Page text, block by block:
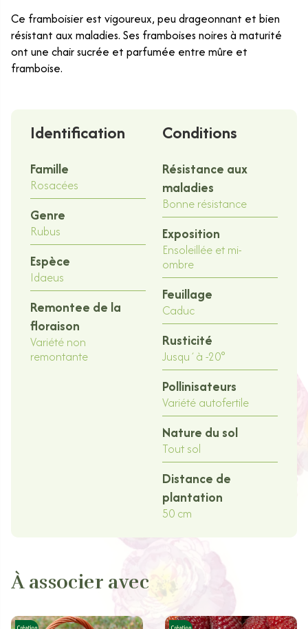
Ce framboisier est vigoureux, peu drageonnant et bien
résistant aux maladies. Ses framboises noires à maturité
ont une chair sucrée et parfumée entre mûre et
framboise.
Identification
Famille
Rosacées
Genre
Rubus
Espèce
Idaeus
Remontee de la
floraison
Variété non
remontante
Conditions
Résistance aux
maladies
Bonne résistance
Exposition
Ensoleillée et mi-
ombre
Feuillage
Caduc
Rusticité
Jusqu´à -20°
Pollinisateurs
Variété autofertile
Nature du sol
Tout sol
Distance de
plantation
50 cm
À associer avec